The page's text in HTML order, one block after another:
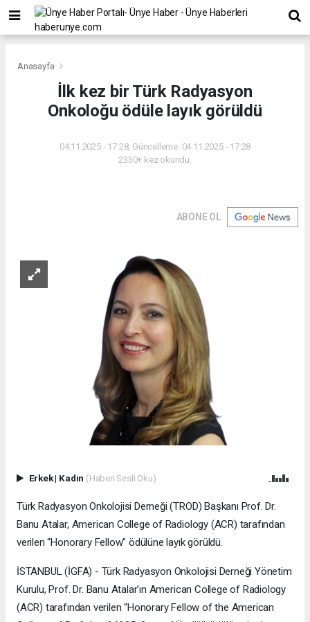
Anasayfa
İlk kez bir Türk Radyasyon
Onkoloğu ödüle layık görüldü
04.11.2025 - 17:28, Güncelleme: 04.11.2025 - 17:28
2330+ kez okundu.
ABONE OL
Erkek| Kadın (Haberi Sesli Oku)
Türk Radyasyon Onkolojisi Derneği (TROD) Başkanı Prof. Dr.
Banu Atalar, American College of Radiology (ACR) tarafından
verilen “Honorary Fellow” ödülüne layık görüldü.
İSTANBUL (İGFA) - Türk Radyasyon Onkolojisi Derneği Yönetim
Kurulu, Prof. Dr. Banu Atalar'ın American College of Radiology
(ACR) tarafından verilen “Honorary Fellow of the American